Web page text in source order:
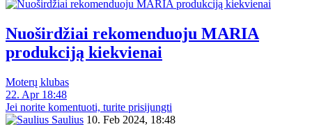
Nuoširdžiai rekomenduoju MARIA
produkciją kiekvienai
Moterų klubas
22. Apr 18:48
Jei norite komentuoti, turite prisijungti
Saulius 10. Feb 2024, 18:48